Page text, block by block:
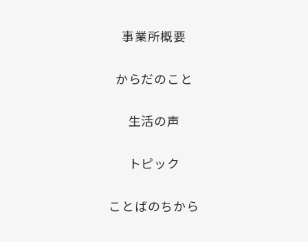
事業所概要
からだのこと
生活の声
トピック
ことばのちから